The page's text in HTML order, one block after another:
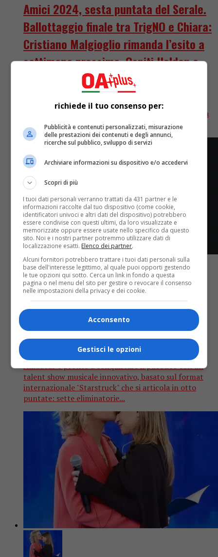
Amici 2024, sesta puntata del Serale.
Ballottaggio finale tra TrigNO e Chiara:
Cristiano Malgioglio rimanda l’esito a
settimana prossima. Ospiti Holden e
Achille Lauro
Sesta puntata del Serale di Amici di Maria De Filippi.
Ecco cosa è andato in onda sabato 26 aprile 2025 tra
esibizioni e guanti di sfida...
TV1 anno fa
Arriva”Like a Star”, il nuovo talent
show sul Nove condotto da Amadeus
Amadeus è pronto a conquistare il pubblico con un
talent show musicale innovativo, basato sul format
internazionale "Starstruck" che si articola in otto
puntate: sette eliminatorie...
richiede il tuo consenso per:
Pubblicità e contenuti personalizzati, misurazione
delle prestazioni dei contenuti e degli annunci,
ricerche sul pubblico, sviluppo di servizi
Archiviare informazioni su dispositivo e/o accedervi
Scopri di più
I tuoi dati personali verranno trattati da 431 partner e le
informazioni raccolte dal tuo dispositivo (come cookie,
identificatori univoci e altri dati del dispositivo) potrebbero
essere condivise con questi ultimi, da loro visualizzate e
memorizzate oppure essere usate nello specifico da questo
sito. Noi e i nostri partner potremmo utilizzare dati di
localizzazione esatti. Elenco dei partner.
Alcuni fornitori potrebbero trattare i tuoi dati personali sulla
base dell'interesse legittimo, al quale puoi opporti gestendo
le tue opzioni qui sotto. Cerca un link in fondo a questa
pagina o nel menu del sito per gestire o revocare il consenso
nelle impostazioni della privacy e dei cookie.
Acconsento
Gestisci le opzioni